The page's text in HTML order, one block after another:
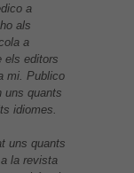
a
als
a
els editors
mi. Publico
uns quants
idiomes.
uns quants
la revista